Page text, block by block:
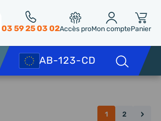
03 59 25 03 02Accès proMon comptePanier
1 2 ›